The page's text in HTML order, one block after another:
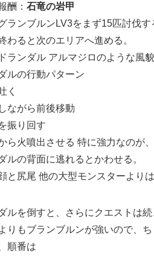
酬： 石竜の岩甲
ランブルンLV3をまず15匹討伐す
わると次のエリアへ進める。
ランダル アルマジロのような風
ルの行動パターン
く
ながら前後移動
振り回す
ら火噴出させる 特に強力なのが
ルの背面に逃れるとかわせる。
と尻尾 他の大型モンスターよりは
ルを倒すと、さらにクエストは
りもブランブルンが強いので、
順番は